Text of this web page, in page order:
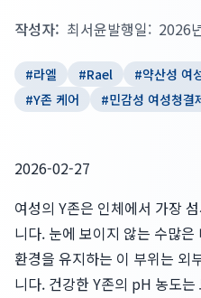
작성자: 최서윤발행일: 2026
#라엘 #Rael #약산성 여
#Y존 케어 #민감성 여성청결
2026-02-27
여성의 Y존은 인체에서 가장
니다. 눈에 보이지 않는 수많
환경을 유지하는 이 부위는 외
니다. 건강한 Y존의 pH 농도